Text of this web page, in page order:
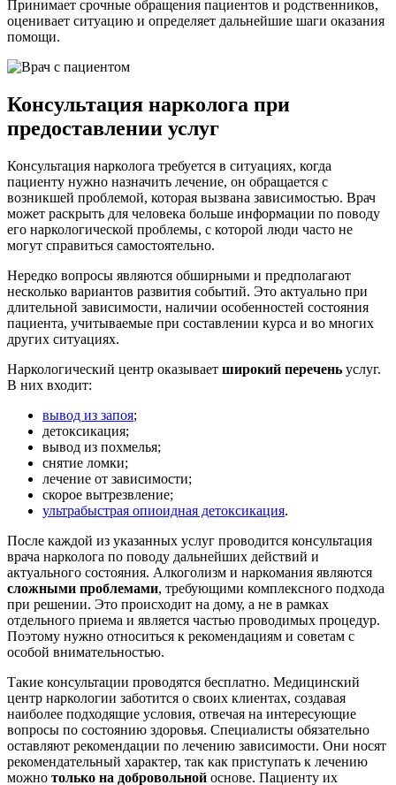
Принимает срочные обращения пациентов и родственников,
оценивает ситуацию и определяет дальнейшие шаги оказания
помощи.
Консультация нарколога при
предоставлении услуг
Консультация нарколога требуется в ситуациях, когда
пациенту нужно назначить лечение, он обращается с
возникшей проблемой, которая вызвана зависимостью. Врач
может раскрыть для человека больше информации по поводу
его наркологической проблемы, с которой люди часто не
могут справиться самостоятельно.
Нередко вопросы являются обширными и предполагают
несколько вариантов развития событий. Это актуально при
длительной зависимости, наличии особенностей состояния
пациента, учитываемые при составлении курса и во многих
других ситуациях.
Наркологический центр оказывает широкий перечень услуг.
В них входит:
вывод из запоя;
детоксикация;
вывод из похмелья;
снятие ломки;
лечение от зависимости;
скорое вытрезвление;
ультрабыстрая опиоидная детоксикация.
После каждой из указанных услуг проводится консультация
врача нарколога по поводу дальнейших действий и
актуального состояния. Алкоголизм и наркомания являются
сложными проблемами, требующими комплексного подхода
при решении. Это происходит на дому, а не в рамках
отдельного приема и является частью проводимых процедур.
Поэтому нужно относиться к рекомендациям и советам с
особой внимательностью.
Такие консультации проводятся бесплатно. Медицинский
центр наркологии заботится о своих клиентах, создавая
наиболее подходящие условия, отвечая на интересующие
вопросы по состоянию здоровья. Специалисты обязательно
оставляют рекомендации по лечению зависимости. Они носят
рекомендательный характер, так как приступать к лечению
можно только на добровольной основе. Пациенту их